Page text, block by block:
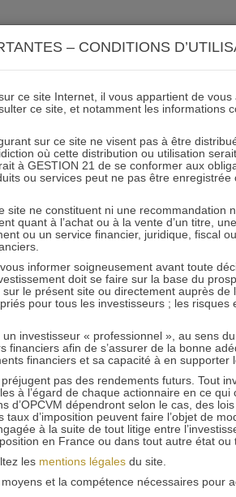
18.03.2019 - Partagez l'article sur
RESTER
Recevoir nos
– CONDITIONS
ce site Internet, il vous appartient de
ce site, et notamment les informations
sur ce site ne visent pas à être
où cette distribution ou utilisation
à GESTION 21 de se conformer aux
ou services peut ne pas être
site ne constituent ni une recommandation
quant à l’achat ou à la vente d’un titre,
ou un service financier, juridique, fiscal
informer soigneusement avant toute
doit se faire sur la base du
le présent site ou directement auprès
pour tous les investisseurs ; les risques
un investisseur « professionnel », au sens
financiers afin de s’assurer de la bonne
financiers et sa capacité à en supporter
pas des rendements futurs. Tout
à l’égard de chaque actionnaire en ce qui
d’OPCVM dépendront selon le cas, des
taux d’imposition peuvent faire l’objet de
à la suite de tout litige entre
en France ou dans tout autre état ou
les mentions légalesdu site.
et la compétence nécessaires pour